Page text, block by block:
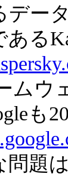
デー
ある
ムウ
も
問題